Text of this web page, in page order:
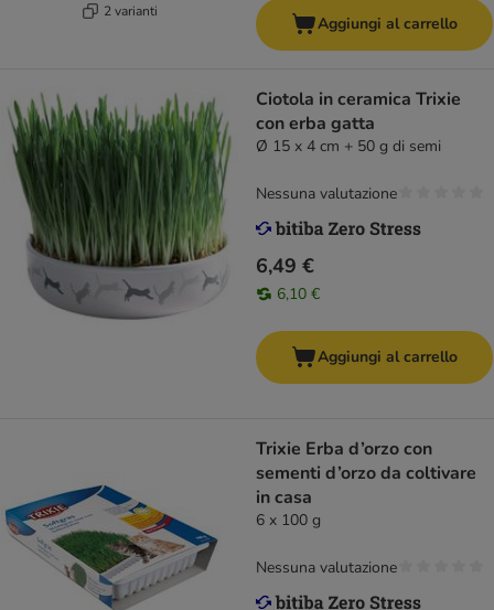
2 varianti
Aggiungi al carrello
Ciotola in ceramica Trixie
con erba gatta
Ø 15 x 4 cm + 50 g di semi
6,49 €
6,10 €
Nessuna valutazione
Aggiungi al carrello
Trixie Erba d’orzo con
sementi d’orzo da coltivare
in casa
6 x 100 g
Nessuna valutazione